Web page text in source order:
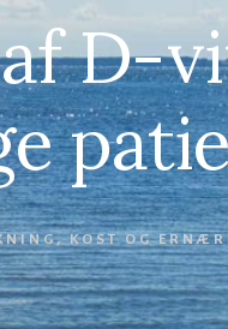
D-
,KOST OG